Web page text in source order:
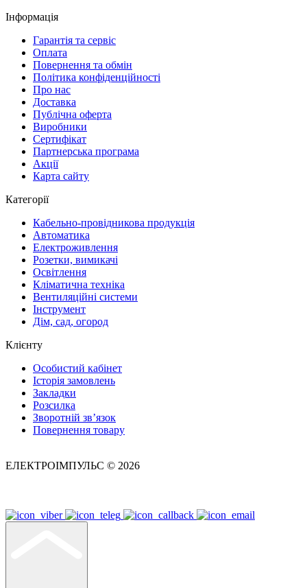
Інформація
Гарантія та сервіс
Оплата
Повернення та обмін
Політика конфіденційності
Про нас
Доставка
Публічна оферта
Виробники
Сертифікат
Партнерська програма
Акції
Карта сайту
Категорії
Кабельно-провідникова продукція
Автоматика
Електроживлення
Розетки, вимикачі
Освітлення
Кліматична техніка
Вентиляційні системи
Інструмент
Дім, сад, огород
Клієнту
Особистий кабінет
Історія замовлень
Закладки
Розсилка
Зворотній зв’язок
Повернення товару
ЕЛЕКТРОІМПУЛЬС © 2026